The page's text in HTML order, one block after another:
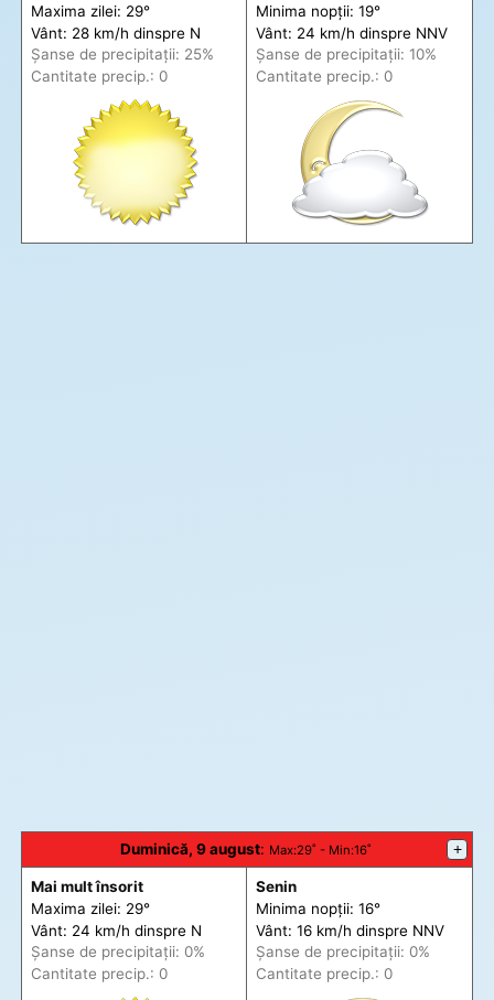
Maxima zilei: 29°
Vânt: 28 km/h dinspre N
Șanse de precipitații: 25%
Cantitate precip.: 0
Minima nopții: 19°
Vânt: 24 km/h dinspre NNV
Șanse de precipitații: 10%
Cantitate precip.: 0
Duminică, 9 august: Max:29˚ - Min:16˚ +
Mai mult însorit
Maxima zilei: 29°
Vânt: 24 km/h dinspre N
Șanse de precipitații: 0%
Cantitate precip.: 0
Senin
Minima nopții: 16°
Vânt: 16 km/h dinspre NNV
Șanse de precipitații: 0%
Cantitate precip.: 0